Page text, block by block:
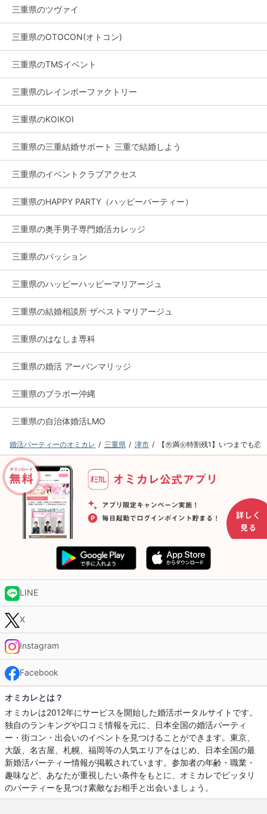
三重県のツヴァイ
三重県のOTOCON(オトコン)
三重県のTMSイベント
三重県のレインボーファクトリー
三重県のKOIKOI
三重県の三重結婚サポート 三重で結婚しよう
三重県のイベントクラブアクセス
三重県のHAPPY PARTY（ハッピーパーティー）
三重県の奥手男子専門婚活カレッジ
三重県のパッション
三重県のハッピーハッピーマリアージュ
三重県の結婚相談所 ザベストマリアージュ
三重県のはなしま専科
三重県の婚活 アーバンマリッジ
三重県のブラボー沖縄
三重県の自治体婚活LMO
婚活パーティーのオミカレ 三重県 津市 【㊚満㊛特割残1】いつまでも
LINE
X
Instagram
Facebook
オミカレとは？
オミカレは2012年にサービスを開始した婚活ポータルサイトです。
独自のランキングや口コミ情報を元に、日本全国の婚活パーティ
ー・街コン・出会いのイベントを見つけることができます。東京、
大阪、名古屋、札幌、福岡等の人気エリアをはじめ、日本全国の最
新婚活パーティー情報が掲載されています。参加者の年齢・職業・
趣味など、あなたが重視したい条件をもとに、オミカレでピッタリ
のパーティーを見つけ素敵なお相手と出会いましょう。